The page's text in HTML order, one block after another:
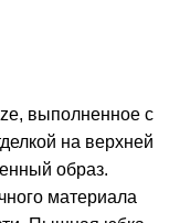
выполненное с
на верхней
образ.
материала